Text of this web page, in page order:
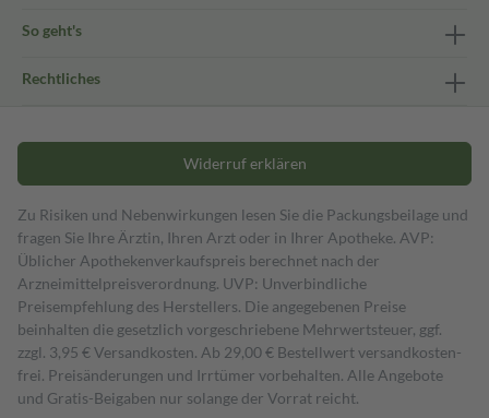
So geht's
Rechtliches
Widerruf erklären
Zu Risiken und Nebenwirkungen lesen Sie die Packungsbeilage und
fragen Sie Ihre Ärztin, Ihren Arzt oder in Ihrer Apotheke. AVP:
Üblicher Apothekenverkaufspreis berechnet nach der
Arzneimittelpreisverordnung. UVP: Unverbindliche
Preisempfehlung des Herstellers. Die angegebenen Preise
beinhalten die gesetzlich vorgeschriebene Mehrwertsteuer, ggf.
zzgl. 3,95 € Versandkosten. Ab 29,00 € Bestell­wert versand­kosten­
frei. Preisänderungen und Irrtümer vorbehalten. Alle Angebote
und Gratis-Beigaben nur solange der Vorrat reicht.